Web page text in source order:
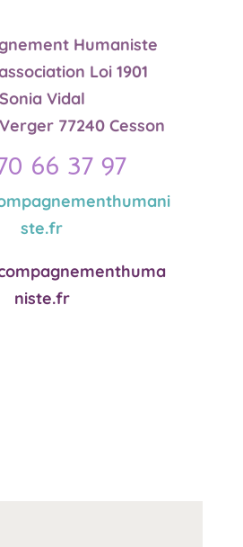
Humaniste
Loi 1901
Sonia Vidal
77240 Cesson
66 37 97
ste.fr
niste.fr